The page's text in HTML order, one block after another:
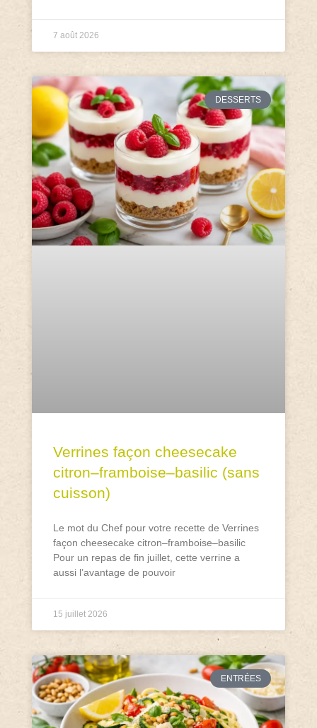
7 août 2026
DESSERTS
Verrines façon cheesecake
citron–framboise–basilic (sans
cuisson)
Le mot du Chef pour votre recette de Verrines
façon cheesecake citron–framboise–basilic
Pour un repas de fin juillet, cette verrine a
aussi l’avantage de pouvoir
15 juillet 2026
ENTRÉES